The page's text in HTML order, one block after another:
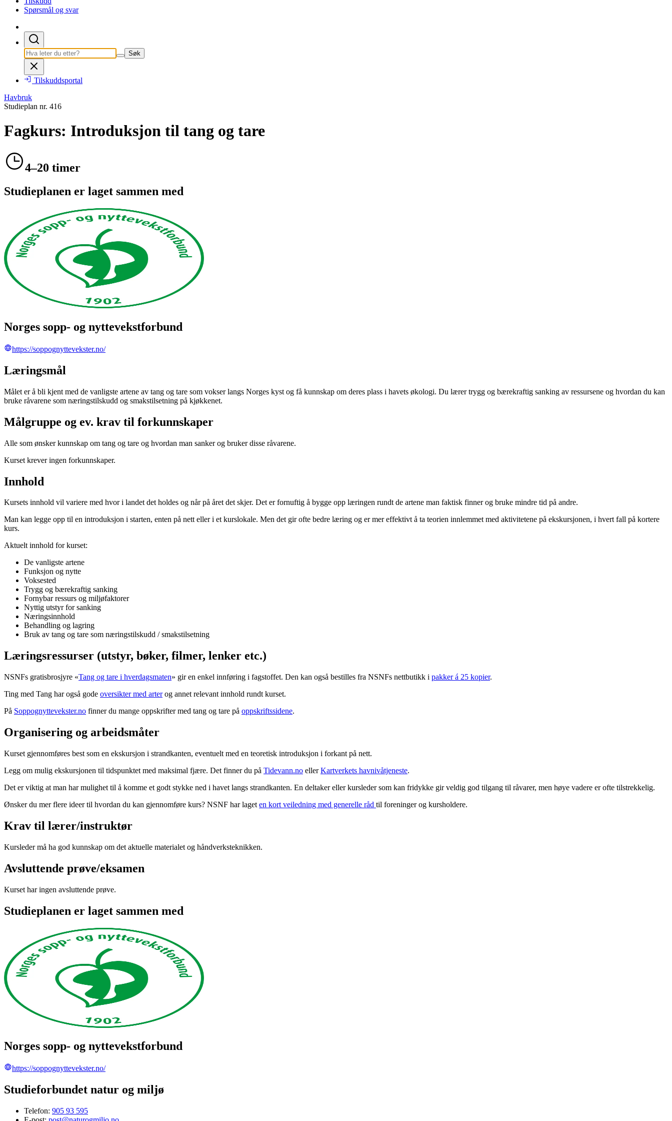
Spørsmål og svar
Søk
Tilskuddsportal
Havbruk
Studieplan nr. 416
Fagkurs: Introduksjon til tang og tare
4–20 timer
Studieplanen er laget sammen med
Norges sopp- og nyttevekstforbund
https://soppognyttevekster.no/
Læringsmål
Målet er å bli kjent med de vanligste artene av tang og tare som vokser langs Norges kyst og få kunnskap om deres plass i havets økologi. Du lærer trygg og bærekraftig sanking av ressursene og hvordan du kan
bruke råvarene som næringstilskudd og smakstilsetning på kjøkkenet.
Målgruppe og ev. krav til forkunnskaper
Alle som ønsker kunnskap om tang og tare og hvordan man sanker og bruker disse råvarene.
Kurset krever ingen forkunnskaper.
Innhold
Kursets innhold vil variere med hvor i landet det holdes og når på året det skjer. Det er fornuftig å bygge opp læringen rundt de artene man faktisk finner og bruke mindre tid på andre.
Man kan legge opp til en introduksjon i starten, enten på nett eller i et kurslokale. Men det gir ofte bedre læring og er mer effektivt å ta teorien innlemmet med aktivitetene på ekskursjonen, i hvert fall på kortere
kurs.
Aktuelt innhold for kurset:
De vanligste artene
Funksjon og nytte
Voksested
Trygg og bærekraftig sanking
Fornybar ressurs og miljøfaktorer
Nyttig utstyr for sanking
Næringsinnhold
Behandling og lagring
Bruk av tang og tare som næringstilskudd / smakstilsetning
Læringsressurser (utstyr, bøker, filmer, lenker etc.)
NSNFs gratisbrosjyre «Tang og tare i hverdagsmaten» gir en enkel innføring i fagstoffet. Den kan også bestilles fra NSNFs nettbutikk i pakker á 25 kopier.
Ting med Tang har også gode oversikter med arterog annet relevant innhold rundt kurset.
På Soppognyttevekster.no finner du mange oppskrifter med tang og tare på oppskriftssidene.
Organisering og arbeidsmåter
Kurset gjennomføres best som en ekskursjon i strandkanten, eventuelt med en teoretisk introduksjon i forkant på nett.
Legg om mulig ekskursjonen til tidspunktet med maksimal fjære. Det finner du på Tidevann.no ellerKartverkets havnivåtjeneste.
Det er viktig at man har mulighet til å komme et godt stykke ned i havet langs strandkanten. En deltaker eller kursleder som kan fridykke gir veldig god tilgang til råvarer, men høye vadere er ofte tilstrekkelig.
Ønsker du mer flere ideer til hvordan du kan gjennomføre kurs? NSNF har laget en kort veiledning med generelle råd til foreninger og kursholdere.
Krav til lærer/instruktør
Kursleder må ha god kunnskap om det aktuelle materialet og håndverksteknikken.
Avsluttende prøve/eksamen
Kurset har ingen avsluttende prøve.
Studieplanen er laget sammen med
Norges sopp- og nyttevekstforbund
https://soppognyttevekster.no/
Studieforbundet natur og miljø
Telefon: 905 93 595